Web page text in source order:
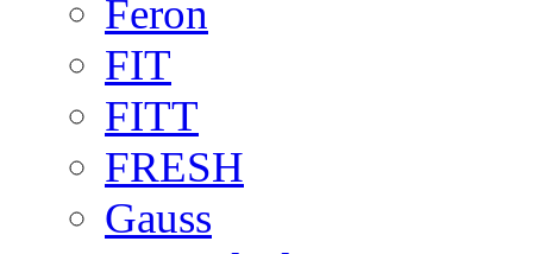
Feron
FIT
FITT
FRESH
Gauss